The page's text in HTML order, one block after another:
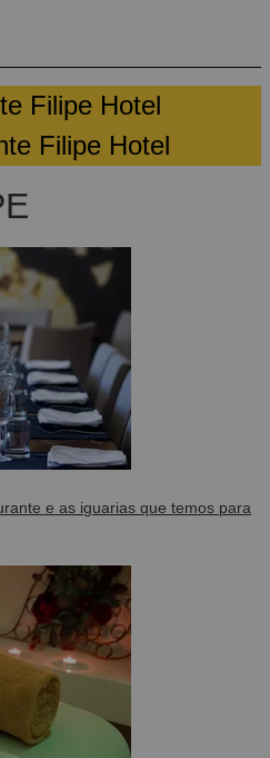
Filipe Hotel
Filipe Hotel
e as iguarias que temos para